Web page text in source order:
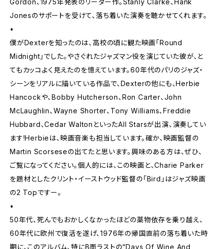
Gordon、1975年発表のリーダー作。Stanly Clarke、Hank
Jonesのサポートを受けて、落ち着いた演奏を聴かせてくれます。
•
僕がDexterを知ったのは、高校の頃に観た映画「Round
Midnight」でした。やさぐれたジャズマン役を演じていた彼が、と
てもカッコよく見えたのを憶えています。60年代のパリのジャズ・
シーンをリアルに描いている作品で、Dexterの他にも、Herbie
Hancockや、Bobby Hutcherson、Ron Carter、John
McLaughlin、Wayne Shorter、Tony Williams、Freddie
Hubbard、Cedar WaltonといったAll Starsが出演、演奏してい
ます!Herbieは、映画音楽も担当しています。確か、映画監督の
Martin Scorseseの出てたと思います。興味のある方は、ぜひ、
ご覧になってください。個人的には、この映画と、Charie Parker
を題材としたクリント・イーストウッド監督の「Bird」はジャズ映画
の2 Topですー。
•
50年代、死んでもおかしくなかったほどの薬物依存を乗り越え、
60年代に欧州で復活を遂げ、1976年の帰国直前の落ち着いた時
期に、このアルバム、特にB面ラストの“Days Of Wine And